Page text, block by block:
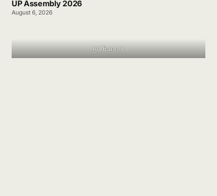
UP Assembly 2026
August 6, 2026
Ad Banner